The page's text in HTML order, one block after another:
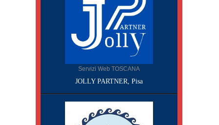
Servizi Web TOSCANA
JOLLY PARTNER, Pisa